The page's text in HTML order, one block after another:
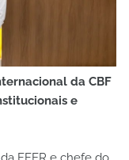
da CBF
e